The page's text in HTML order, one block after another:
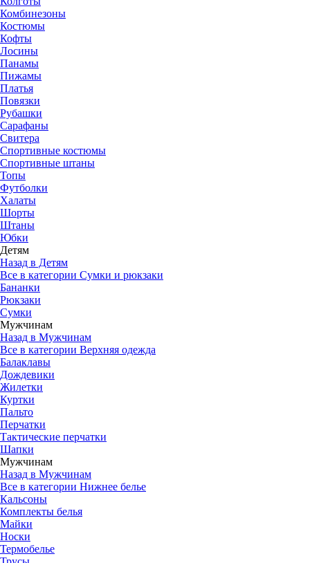
Комбинезоны
Костюмы
Кофты
Лосины
Панамы
Пижамы
Платья
Повязки
Рубашки
Сарафаны
Свитера
Спортивные костюмы
Спортивные штаны
Топы
Футболки
Халаты
Шорты
Штаны
Юбки
Детям
Назад в Детям
Все в категории Сумки и рюкзаки
Бананки
Рюкзаки
Сумки
Мужчинам
Назад в Мужчинам
Все в категории Верхняя одежда
Балаклавы
Дождевики
Жилетки
Куртки
Пальто
Перчатки
Тактические перчатки
Шапки
Мужчинам
Назад в Мужчинам
Все в категории Нижнее белье
Кальсоны
Комплекты белья
Майки
Носки
Термобелье